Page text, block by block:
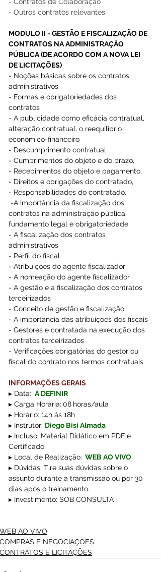
- Outros contratos relevantes
MODULO II - GESTÃO E FISCALIZAÇÃO DE
CONTRATOS NA ADMINISTRAÇÃO
PÚBLICA (DE ACORDO COM A NOVA LEI
DE LICITAÇÕES)
- Noções básicas sobre os contratos
administrativos
- Formas e obrigatoriedades dos
contratos
- A publicidade como eficácia contratual,
alteração contratual, o reequilíbrio
econômico-financeiro
- Descumprimento contratual
- Cumprimentos do objeto e do prazo,
- Recebimentos do objeto e pagamento,
- Direitos e obrigações do contratado,
- Responsabilidades do contratado,
contratos na administração pública,
fundamento legal e obrigatoriedade
- A fiscalização dos contratos
administrativos
- Perfil do fiscal
- Atribuições do agente fiscalizador
- A nomeação do agente fiscalizador
- A gestão e a fiscalização dos contratos
terceirizados
- Conceito de gestão e fiscalização
- A importância das atribuições dos fiscais
- Gestores e contratada na execução dos
contratos terceirizados
- Verificações obrigatórias do gestor ou
fiscal do contrato nos termos contratuais
INFORMAÇÕES GERAIS
▸ Data: A DEFINIR
▸ Carga Horária: 08 horas/aula
▸ Horário: 14h ás 18h
▸ Instrutor: Diego Bisi Almada
▸ Incluso: Material Didático em PDF e
Certificado.
▸ Local de Realização: WEB AO VIVO
▸ Dúvidas: Tire suas dúvidas sobre o
assunto durante a transmissão ou por 30
dias após o treinamento.
▸ Investimento: SOB CONSULTA
WEB AO VIVO
COMPRAS E NEGOCIAÇÕES
CONTRATOS E LICITAÇÕES